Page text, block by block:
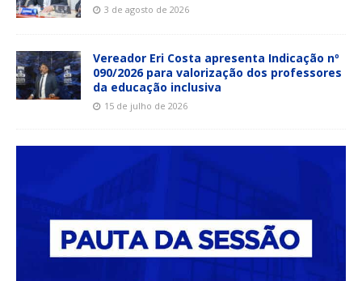
3 de agosto de 2026
Vereador Eri Costa apresenta Indicação nº
090/2026 para valorização dos professores
da educação inclusiva
15 de julho de 2026